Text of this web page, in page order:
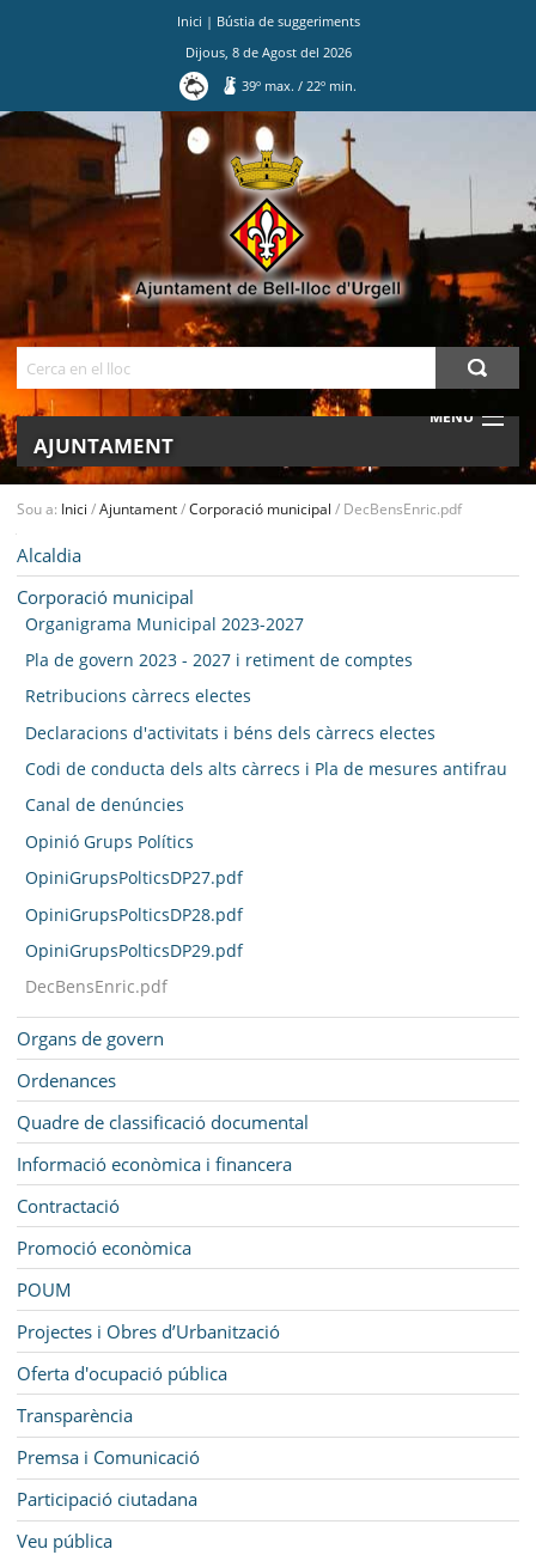
Inici | Bústia de suggeriments
Dijous, 8de Agostdel 2026
39º max./ 22º min.
MENU
AJUNTAMENT
SEU ELECTRÒNICA
BELL-LLOC SOLUCIONA
Sou a: Inici /Ajuntament/Corporació municipal / DecBensEnric.pdf
Alcaldia
Corporació municipal
Organigrama Municipal 2023-2027
Pla de govern 2023 - 2027 i retiment de comptes
Retribucions càrrecs electes
Declaracions d'activitats i béns dels càrrecs electes
Codi de conducta dels alts càrrecs i Pla de mesures antifrau
Canal de denúncies
Opinió Grups Polítics
OpiniGrupsPolticsDP27.pdf
OpiniGrupsPolticsDP28.pdf
OpiniGrupsPolticsDP29.pdf
DecBensEnric.pdf
Organs de govern
Ordenances
Quadre de classificació documental
Informació econòmica i financera
Contractació
Promoció econòmica
POUM
Projectes i Obres d’Urbanització
Oferta d'ocupació pública
Transparència
Premsa i Comunicació
Participació ciutadana
Veu pública